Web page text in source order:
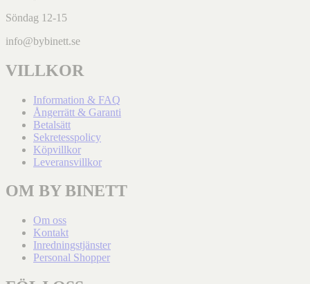
Söndag 12-15
info@bybinett.se
VILLKOR
Information & FAQ
Ångerrätt & Garanti
Betalsätt
Sekretesspolicy
Köpvillkor
Leveransvillkor
OM BY BINETT
Om oss
Kontakt
Inredningstjänster
Personal Shopper